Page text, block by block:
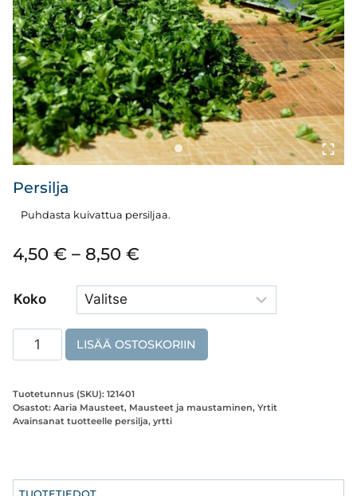
Persilja
Puhdasta kuivattua persiljaa.
4,50 € – 8,50 €Hintaluokka:
8,50 €
Koko
Persilja
määrä
LISÄÄ OSTOSKORIIN
Tuotetunnus (SKU): 121401
Osastot: Aaria Mausteet, Mausteet ja maustaminen, Yrtit
Avainsanat tuotteelle persilja, yrtti